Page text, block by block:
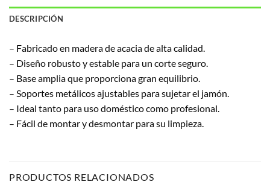
DESCRIPCIÓN
– Fabricado en madera de acacia de alta calidad.
– Diseño robusto y estable para un corte seguro.
– Base amplia que proporciona gran equilibrio.
– Soportes metálicos ajustables para sujetar el jamón.
– Ideal tanto para uso doméstico como profesional.
– Fácil de montar y desmontar para su limpieza.
PRODUCTOS RELACIONADOS